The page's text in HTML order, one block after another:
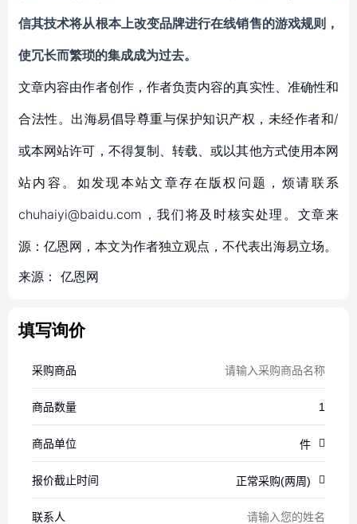
信其技术将从根本上改变品牌进行在线销售的游戏规则，
使冗长而繁琐的集成成为过去。
文章内容由作者创作，作者负责内容的真实性、准确性和
合法性。出海易倡导尊重与保护知识产权，未经作者和/
或本网站许可，不得复制、转载、或以其他方式使用本网
站内容。如发现本站文章存在版权问题，烦请联系
chuhaiyi@baidu.com，我们将及时核实处理。文章来
源：亿恩网，本文为作者独立观点，不代表出海易立场。
来源： 亿恩网
填写询价